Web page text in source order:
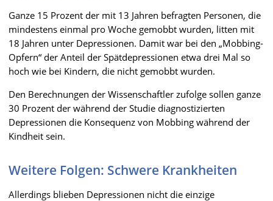
Ganze 15 Prozent der mit 13 Jahren befragten Personen, die
mindestens einmal pro Woche gemobbt wurden, litten mit
18 Jahren unter Depressionen. Damit war bei den „Mobbing-
Opfern“ der Anteil der Spätdepressionen etwa drei Mal so
hoch wie bei Kindern, die nicht gemobbt wurden.
Den Berechnungen der Wissenschaftler zufolge sollen ganze
30 Prozent der während der Studie diagnostizierten
Depressionen die Konsequenz von Mobbing während der
Kindheit sein.
Weitere Folgen: Schwere Krankheiten
Allerdings blieben Depressionen nicht die einzige